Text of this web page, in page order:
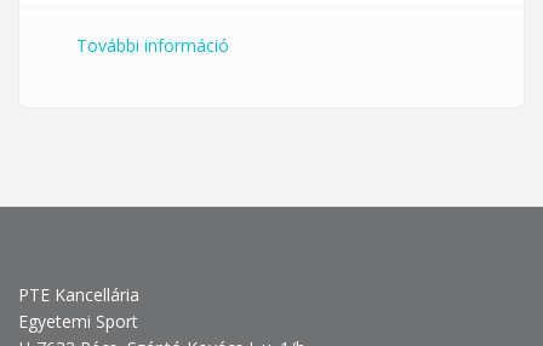
További információ
PTE Kancellária
Egyetemi Sport